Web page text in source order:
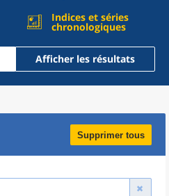
Indices et séries
chronologiques
Afficher les résultats
Supprimer tous